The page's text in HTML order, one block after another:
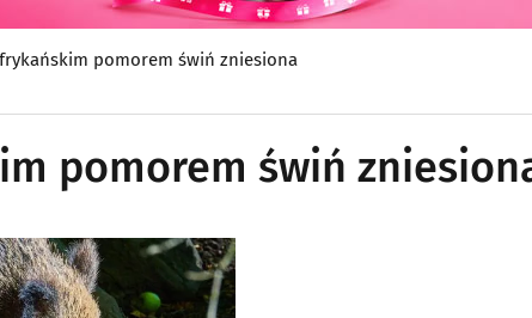
pomorem świń zniesiona
pomorem świń